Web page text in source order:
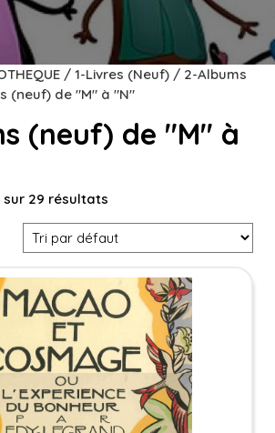
/ 1-Livres (Neuf) / 2-Albums
(neuf) de "M" à "N"
(neuf) de "M" à
sur 29 résultats